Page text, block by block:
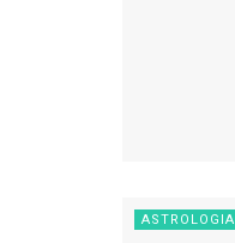
ASTROLOGIA